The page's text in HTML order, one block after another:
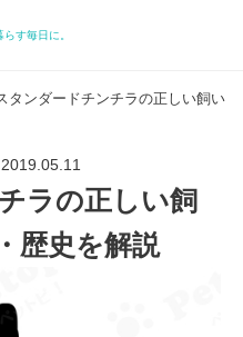
す毎日に。
タンダードチンチラの正しい飼い
ラの正しい飼
歴史を解説